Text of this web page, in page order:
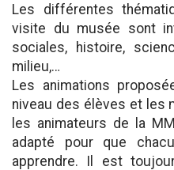
Les différentes
visite du musée sont
sociales, histoire,
milieu,…
Les animations
niveau des élèves et les
les animateurs de la
adapté pour que
apprendre. Il est